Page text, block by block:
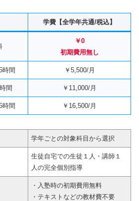
学費【全学年共通/税込】
￥0
初期費用無し
間 ￥5,500/月
間 ￥11,000/月
間 ￥16,500/月
学年ごとの対象科目から選択
生徒自宅での生徒１人・講師１
人の完全個別指導
・入塾時の初期費用無料
・テキストなどの教材費不要